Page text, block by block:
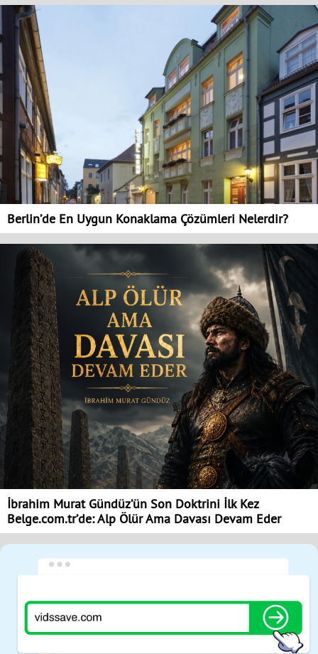
Berlin’de En Uygun Konaklama Çözümleri Nelerdir?
İbrahim Murat Gündüz’ün Son Doktrini İlk Kez
Belge.com.tr’de: Alp Ölür Ama Davası Devam Eder